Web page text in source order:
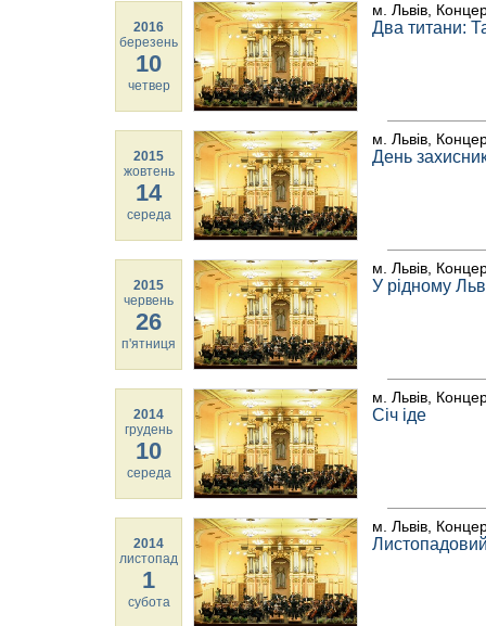
2016
березень
10
четвер
м. Львів,
Два титани:
2015
жовтень
14
середа
м. Львів,
День
2015
червень
26
п'ятниця
м. Львів,
У рідному
2014
грудень
10
середа
м. Львів,
Січ іде
2014
листопад
1
субота
м. Львів,